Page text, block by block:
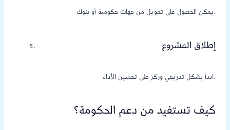
يمكن الحصول على تمويل من جهات حكومية أو بنوك.
إطلاق المشروع
ابدأ بشكل تدريجي وركز على تحسين الأداء.
كيف تستفيد من دعم الحكومة؟